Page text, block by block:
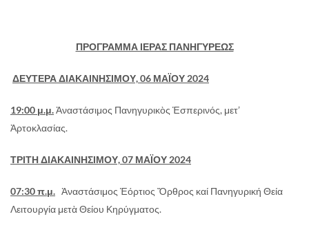
ΠΡΟΓΡΑΜΜΑ ΙΕΡΑΣ ΠΑΝΗΓΥΡΕΩΣ
ΔΕΥΤΕΡΑ ΔΙΑΚΑΙΝΗΣΙΜΟΥ, 06 ΜΑΪΟΥ 2024
19:00 μ.μ.Ἀναστάσιμος Πανηγυρικὸς Ἑσπερινός, μετ’
Ἀρτοκλασίας.
ΤΡΙΤΗ ΔΙΑΚΑΙΝΗΣΙΜΟΥ, 07 ΜΑΪΟΥ 2024
07:30 π.μ. Ἀναστάσιμος Ἑόρτιος Ὄρθρος καί Πανηγυρική Θεία
Λειτουργία μετὰ Θείου Κηρύγματος.